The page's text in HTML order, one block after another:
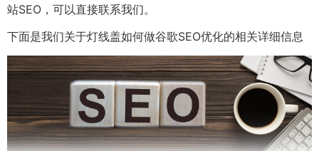
站SEO，可以直接联系我们。
下面是我们关于灯线盖如何做谷歌SEO优化的相关详细信息